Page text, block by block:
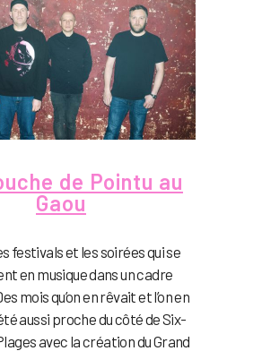
de Pointu au
Gaou
festivals et les soirées qui se
en musique dans un cadre
mois qu’on en rêvait et l’on en
aussi proche du côté de Six-
avec la création du Grand